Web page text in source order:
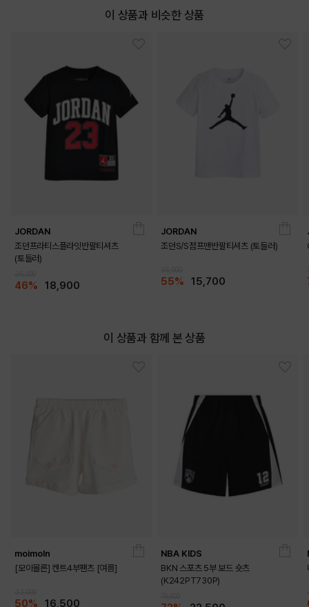
이 상품과 비슷한 상품
JORDAN
조던프라티스플라잇반팔티셔츠
(토들러)
46% 18,900
JORDAN
조던S/S점프맨반팔티셔츠 (토들러)
55% 15,700
이 상품과 함께 본 상품
moimoln
[모이몰른] 켄트4부팬츠 [여름]
50% 16,500
NBA KIDS
BKN 스포츠 5부 보드 숏츠
(K242PT730P)